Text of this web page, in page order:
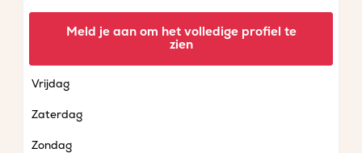
Vrijdag
Zaterdag
Zondag
Meld je aan om het volledige profiel te
zien